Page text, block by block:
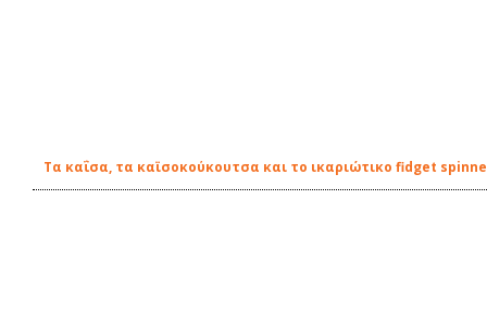
Τα καΐσα, τα καϊσοκούκουτσα και το ικαριώτικο fidget